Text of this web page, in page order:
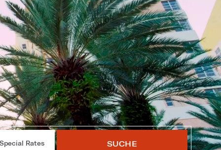
Special Rates SUCHE